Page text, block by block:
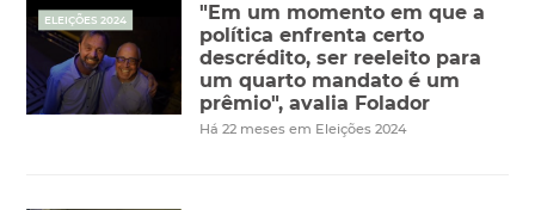
ELEIÇÕES 2024
"Em um momento em que a
política enfrenta certo
descrédito, ser reeleito para
um quarto mandato é um
prêmio", avalia Folador
Há 22 meses em Eleições 2024